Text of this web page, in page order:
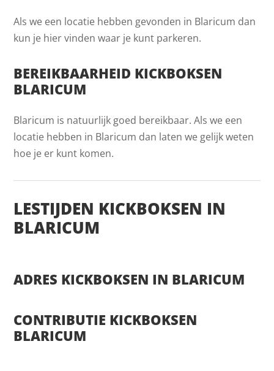
Als we een locatie hebben gevonden in Blaricum dan
kun je hier vinden waar je kunt parkeren.
BEREIKBAARHEID KICKBOKSEN
BLARICUM
Blaricum is natuurlijk goed bereikbaar. Als we een
locatie hebben in Blaricum dan laten we gelijk weten
hoe je er kunt komen.
LESTIJDEN KICKBOKSEN IN
BLARICUM
ADRES KICKBOKSEN IN BLARICUM
CONTRIBUTIE KICKBOKSEN
BLARICUM